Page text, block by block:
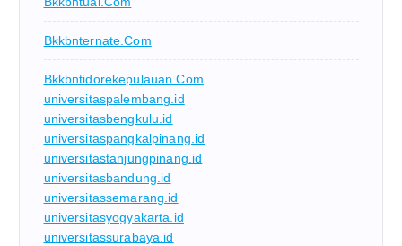
Bkkbnternate.com
Bkkbntidorekepulauan.com
universitaspalembang.id
universitasbengkulu.id
universitaspangkalpinang.id
universitastanjungpinang.id
universitasbandung.id
universitassemarang.id
universitasyogyakarta.id
universitassurabaya.id